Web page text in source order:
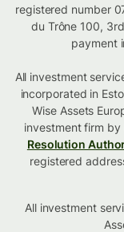
registered number
du Trône 100,
payment
All investment
incorporated in
Wise Assets
investment firm by
Resolution
registered
All investment